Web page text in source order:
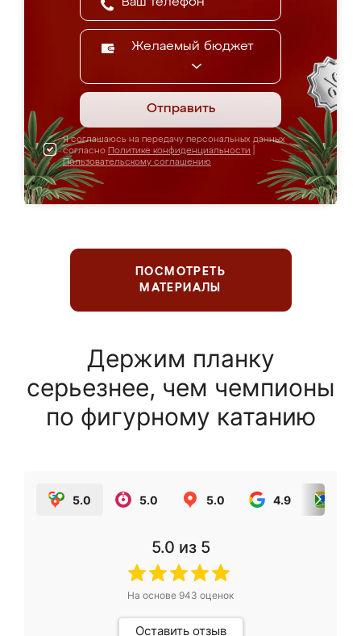
Желаемый бюджет
Отправить
Я соглашаюсь на передачу персональных данных
согласно Политике конфиденциальности
Пользовательскому соглашению
ПОСМОТРЕТЬ
МАТЕРИАЛЫ
Держим планку
серьезнее, чем чемпионы
по фигурному катанию
5.0 5.0 5.0 4.9
5.0 из 5
На основе 943 оценок
Оставить отзыв